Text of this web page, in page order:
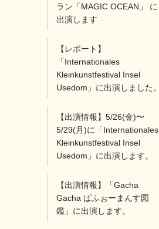
ラン「MAGIC OCEAN」 に
出演します
【レポート】
「Internationales
Kleinkunstfestival Insel
Usedom」に出演しました。
【出演情報】5/26(金)〜
5/29(月)に「Internationales
Kleinkunstfestival Insel
Usedom」に出演します。
【出演情報】「Gacha
Gacha ぱふぉーまんす図
鑑」に出演します。